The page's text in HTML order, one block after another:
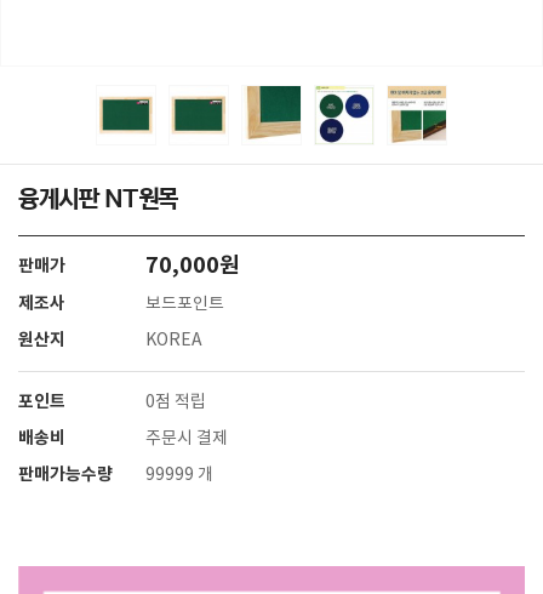
융게시판 NT원목
판매가 70,000원
제조사 보드포인트
원산지 KOREA
포인트 0점 적립
배송비 주문시 결제
판매가능수량 99999 개